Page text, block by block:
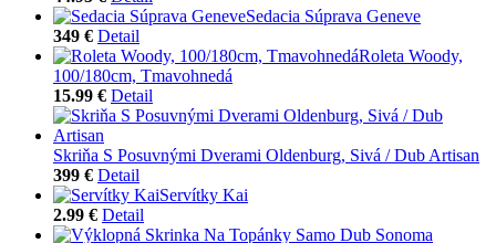
Sedacia Súprava Geneve
349 € Detail
Roleta Woody,
100/180cm, Tmavohnedá
15.99 € Detail
Skriňa S Posuvnými Dverami Oldenburg, Sivá / Dub Artisan
399 € Detail
Servítky Kai
2.99 € Detail